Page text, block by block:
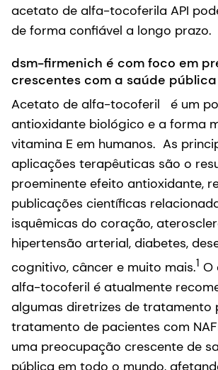
acetato de alfa-tocoferila API
de forma confiável a longo prazo.
dsm-firmenich é com foco em
crescentes com a saúde pública
Acetato de alfa-tocoferil é um
antioxidante biológico e a forma
vitamina E em humanos. As
aplicações terapêuticas são o
proeminente efeito antioxidante,
publicações científicas
isquêmicas do coração,
hipertensão arterial, diabetes,
cognitivo, câncer e muito mais.1 O
alfa-tocoferil é atualmente
algumas diretrizes de tratamento
tratamento de pacientes com
uma preocupação crescente de
pública em todo o mundo,